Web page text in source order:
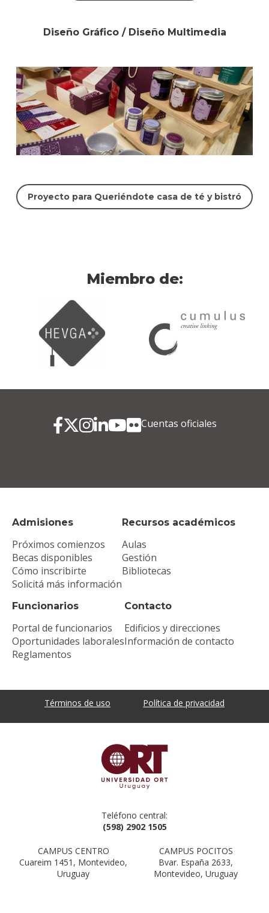
Diseño Gráfico / Diseño Multimedia
Proyecto para Queriéndote casa de té y bistró
Miembro de:
Admisiones
Próximos comienzos
Becas disponibles
Cómo inscribirte
Solicitá más información
Recursos académicos
Aulas
Gestión
Bibliotecas
Funcionarios
Portal de funcionarios
Oportunidades laborales
Reglamentos
Contacto
Edificios y direcciones
Información de contacto
Cuentas oficiales
Términos de uso Política de privacidad
Teléfono central:
(598) 2902 1505
CAMPUS CENTRO
Cuareim 1451, Montevideo,
Uruguay
CAMPUS POCITOS
Bvar. España 2633,
Montevideo, Uruguay